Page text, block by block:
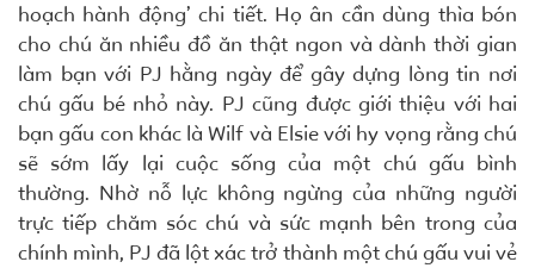
hoạch hành động’ chi tiết. Họ ân cần dùng thìa bón
cho chú ăn nhiều đồ ăn thật ngon và dành thời gian
làm bạn với PJ hằng ngày để gây dựng lòng tin nơi
chú gấu bé nhỏ này. PJ cũng được giới thiệu với hai
bạn gấu con khác là Wilf và Elsie với hy vọng rằng chú
sẽ sớm lấy lại cuộc sống của một chú gấu bình
thường. Nhờ nỗ lực không ngừng của những người
trực tiếp chăm sóc chú và sức mạnh bên trong của
chính mình, PJ đã lột xác trở thành một chú gấu vui vẻ